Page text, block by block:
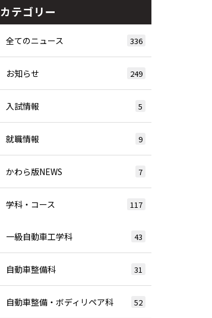
カテゴリー
全てのニュース 336
お知らせ 249
入試情報 5
就職情報 9
かわら版NEWS 7
学科・コース 117
一級自動車工学科 43
自動車整備科 31
自動車整備・ボディリペア科 52